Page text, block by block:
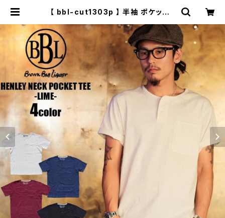
【 bbl-cut1303p 】 半袖 ポケットT
ヘンリーネック 無地Tシャツ 綿10
0% | セレクトショップ【P.C.H】